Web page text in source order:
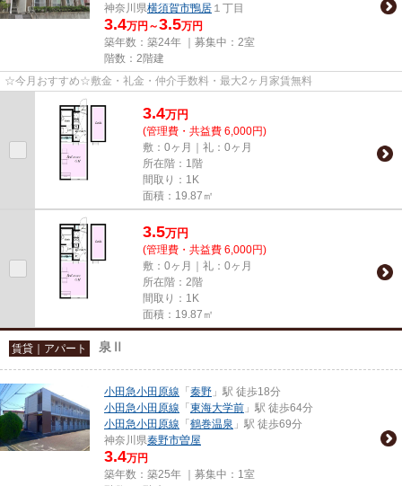
神奈川県横須賀市鴨居 １丁目
3.4万円～3.5万円
築年数：築24年 ｜募集中： 2室
階数：2階建
☆今月おすすめ☆敷金・礼金・仲介手数料・最大2ヶ月家賃無料
3.4万円
(管理費・共益費 6,000円)
敷：0ヶ月｜礼：0ヶ月
所在階：1階
間取り：1K
面積：19.87㎡
3.5万円
(管理費・共益費 6,000円)
敷：0ヶ月｜礼：0ヶ月
所在階：2階
間取り：1K
面積：19.87㎡
賃貸｜アパート 泉Ⅱ
小田急小田原線 「 秦野 」駅 徒歩18分
小田急小田原線 「 東海大学前 」駅 徒歩64分
小田急小田原線 「 鶴巻温泉 」駅 徒歩69分
神奈川県秦野市曽屋
3.4万円
築年数：築25年 ｜募集中： 1室